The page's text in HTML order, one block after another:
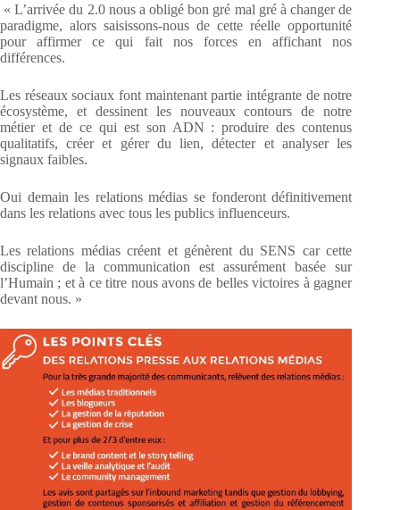
« L’arrivée du 2.0 nous a obligé bon gré mal gré à changer de
paradigme, alors saisissons-nous de cette réelle opportunité
pour affirmer ce qui fait nos forces en affichant nos
différences.
Les réseaux sociaux font maintenant partie intégrante de notre
écosystème, et dessinent les nouveaux contours de notre
métier et de ce qui est son ADN : produire des contenus
qualitatifs, créer et gérer du lien, détecter et analyser les
signaux faibles.
Oui demain les relations médias se fonderont définitivement
dans les relations avec tous les publics influenceurs.
Les relations médias créent et génèrent du SENS car cette
discipline de la communication est assurément basée sur
l’Humain ; et à ce titre nous avons de belles victoires à gagner
devant nous. »